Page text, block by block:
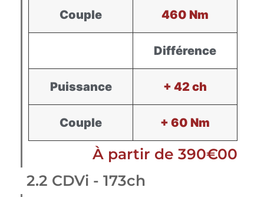
Couple 460 Nm
Différence
Puissance + 42 ch
Couple + 60 Nm
À partir de 390€00
2.2 CDVi - 173ch